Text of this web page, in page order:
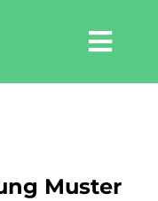
Muster